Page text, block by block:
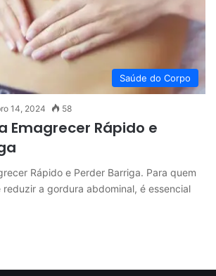
Saúde do Corpo
14, 2024 58
Emagrecer Rápido e
Rápido e Perder Barriga. Para quem
a gordura abdominal, é essencial